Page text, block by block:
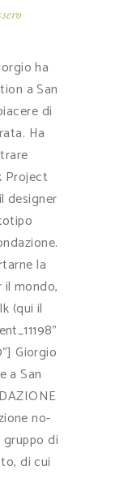
ha
a San
di
Ha
Project
designer
la
mondo,
(qui il
Giorgio
a San
no-
di
di cui